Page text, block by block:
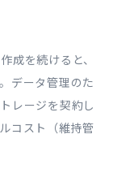
成を続けると、
データ管理のた
レージを契約し
コスト（維持管